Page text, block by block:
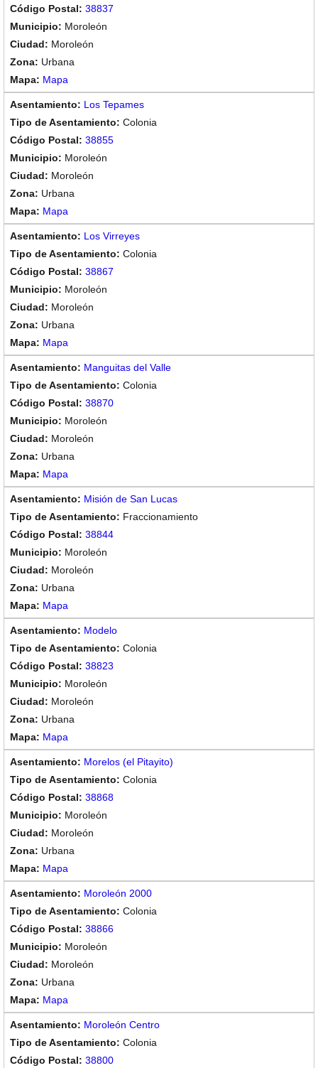
38837
Moroleón
Moroleón
Urbana
Mapa
Los Tepames
Colonia
38855
Moroleón
Moroleón
Urbana
Mapa
Los Virreyes
Colonia
38867
Moroleón
Moroleón
Urbana
Mapa
Manguitas del Valle
Colonia
38870
Moroleón
Moroleón
Urbana
Mapa
Misión de San Lucas
Fraccionamiento
38844
Moroleón
Moroleón
Urbana
Mapa
Modelo
Colonia
38823
Moroleón
Moroleón
Urbana
Mapa
Morelos (el Pitayito)
Colonia
38868
Moroleón
Moroleón
Urbana
Mapa
Moroleón 2000
Colonia
38866
Moroleón
Moroleón
Urbana
Mapa
Moroleón Centro
Colonia
38800